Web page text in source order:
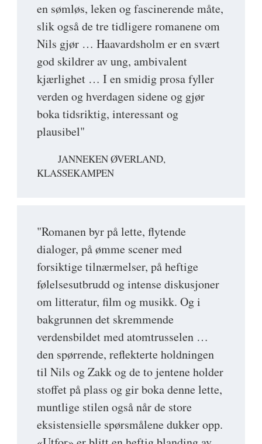
en sømløs, leken og fascinerende måte,
slik også de tre tidligere romanene om
Nils gjør … Haavardsholm er en svært
god skildrer av ung, ambivalent
kjærlighet … I en smidig prosa fyller
verden og hverdagen sidene og gjør
boka tidsriktig, interessant og
plausibel"
JANNEKEN ØVERLAND,
KLASSEKAMPEN
"Romanen byr på lette, flytende
dialoger, på ømme scener med
forsiktige tilnærmelser, på heftige
følelsesutbrudd og intense diskusjoner
om litteratur, film og musikk. Og i
bakgrunnen det skremmende
verdensbildet med atomtrusselen …
den spørrende, reflekterte holdningen
til Nils og Zakk og de to jentene holder
stoffet på plass og gir boka denne lette,
muntlige stilen også når de store
eksistensielle spørsmålene dukker opp.